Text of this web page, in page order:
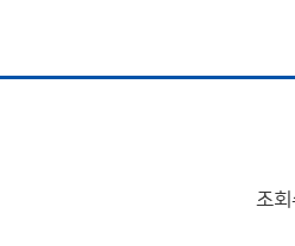
조회